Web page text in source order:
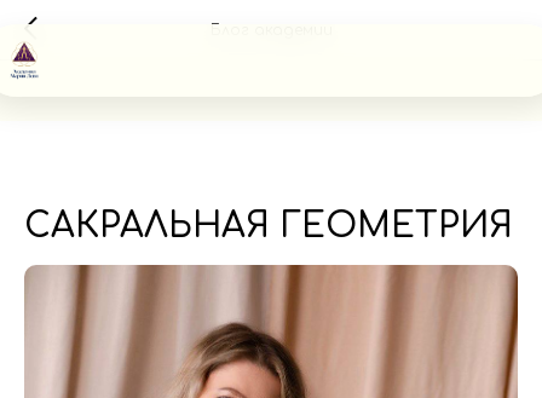
САКРАЛЬНАЯ ГЕОМЕТРИЯ